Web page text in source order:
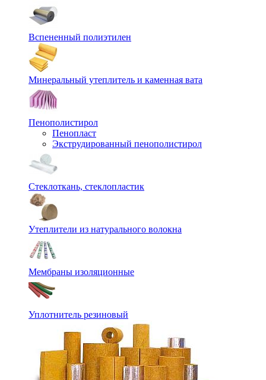
Вспененный полиэтилен
Минеральный утеплитель и каменная вата
Пенополистирол
Пенопласт
Экструдированный пенополистирол
Стеклоткань, стеклопластик
Утеплители из натурального волокна
Мембраны изоляционные
Уплотнитель резиновый